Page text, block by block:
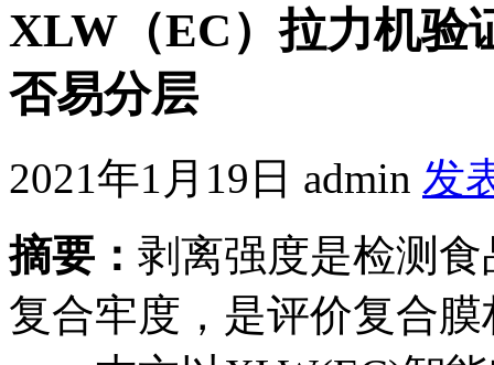
XLW（EC）拉力机验
否易分层
2021年1月19日 admin 发
摘要： 剥离强度是检测
复合牢度，是评价复合